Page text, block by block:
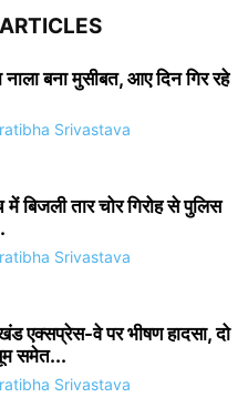
बना मुसीबत, आए दिन गिर रहे
Srivastava
में बिजली तार चोर गिरोह से पुलिस
Srivastava
एक्सप्रेस-वे पर भीषण हादसा, दो
समेत...
Srivastava